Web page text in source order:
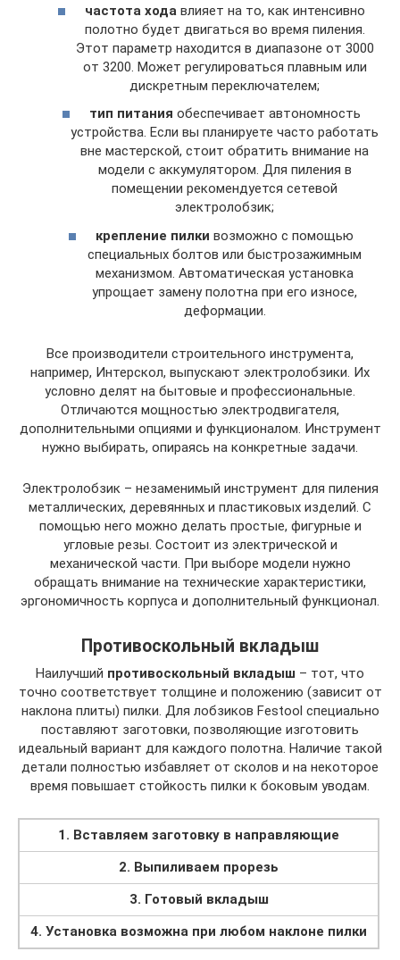
частота хода влияет на то, как интенсивно
полотно будет двигаться во время пиления.
Этот параметр находится в диапазоне от 3000
от 3200. Может регулироваться плавным или
дискретным переключателем;
тип питания обеспечивает автономность
устройства. Если вы планируете часто работать
вне мастерской, стоит обратить внимание на
модели с аккумулятором. Для пиления в
помещении рекомендуется сетевой
электролобзик;
крепление пилки возможно с помощью
специальных болтов или быстрозажимным
механизмом. Автоматическая установка
упрощает замену полотна при его износе,
деформации.
Все производители строительного инструмента,
например, Интерскол, выпускают электролобзики. Их
условно делят на бытовые и профессиональные.
Отличаются мощностью электродвигателя,
дополнительными опциями и функционалом. Инструмент
нужно выбирать, опираясь на конкретные задачи.
Электролобзик – незаменимый инструмент для пиления
металлических, деревянных и пластиковых изделий. С
помощью него можно делать простые, фигурные и
угловые резы. Состоит из электрической и
механической части. При выборе модели нужно
обращать внимание на технические характеристики,
эргономичность корпуса и дополнительный функционал.
Противоскольный вкладыш
Наилучший противоскольный вкладыш – тот, что
точно соответствует толщине и положению (зависит от
наклона плиты) пилки. Для лобзиков Festool специально
поставляют заготовки, позволяющие изготовить
идеальный вариант для каждого полотна. Наличие такой
детали полностью избавляет от сколов и на некоторое
время повышает стойкость пилки к боковым уводам.
1. Вставляем заготовку в направляющие
2. Выпиливаем прорезь
3. Готовый вкладыш
4. Установка возможна при любом наклоне пилки